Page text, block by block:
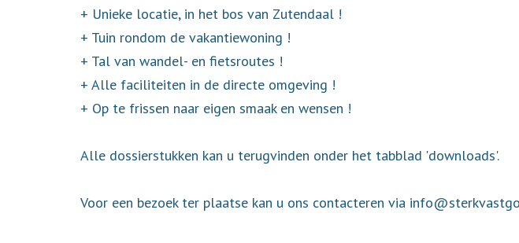
+ Unieke locatie, in het bos van Zutendaal !
+ Tuin rondom de vakantiewoning !
+ Tal van wandel- en fietsroutes !
+ Alle faciliteiten in de directe omgeving !
+ Op te frissen naar eigen smaak en wensen !
Alle dossierstukken kan u terugvinden onder het tabblad 'downloads'.
Voor een bezoek ter plaatse kan u ons contacteren via